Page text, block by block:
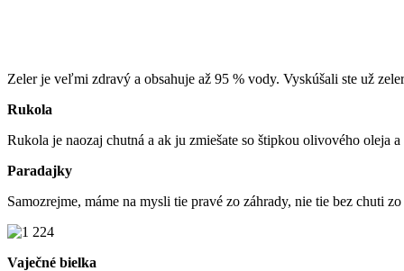
Zeler je veľmi zdravý a obsahuje až 95 % vody. Vyskúšali ste už
Rukola
Rukola je naozaj chutná a ak ju zmiešate so štipkou olivového oleja
Paradajky
Samozrejme, máme na mysli tie pravé zo záhrady, nie tie bez chuti
Vaječné bielka